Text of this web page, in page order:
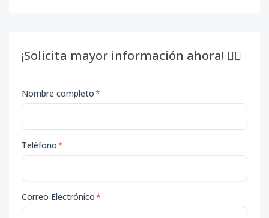
¡Solicita mayor información ahora! 👇🏽
Nombre completo*
Teléfono*
Correo Electrónico*